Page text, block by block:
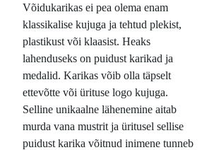
Võidukarikas ei pea olema enam
klassikalise kujuga ja tehtud plekist,
plastikust või klaasist. Heaks
lahenduseks on puidust karikad ja
medalid. Karikas võib olla täpselt
ettevõtte või ürituse logo kujuga.
Selline unikaalne lähenemine aitab
murda vana mustrit ja üritusel sellise
puidust karika võitnud inimene tunneb